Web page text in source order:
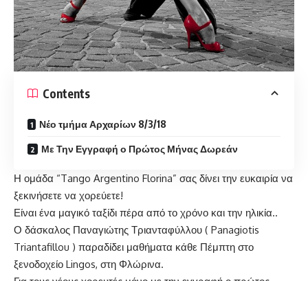
Contents
Νέο τμήμα Αρχαρίων 8/3/18
Με Την Εγγραφή ο Πρώτος Μήνας Δωρεάν
Η ομάδα “Tango Argentino Florina” σας δίνει την ευκαιρία να
ξεκινήσετε να χορεύετε!
Είναι ένα μαγικό ταξίδι πέρα από το χρόνο και την ηλικία..
Ο δάσκαλος Παναγιώτης Τριανταφύλλου ( Panagiotis
Triantafillou ) παραδίδει μαθήματα κάθε Πέμπτη στο
ξενοδοχείο Lingos, στη Φλώρινα.